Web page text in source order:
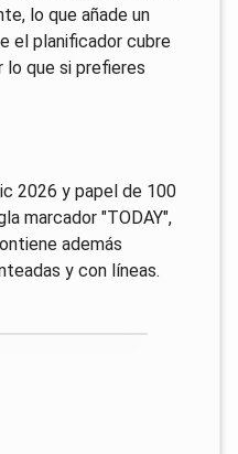
lo que añade un
el planificador cubre
lo que si prefieres
2026 y papel de 100
marcador "TODAY",
además
y con líneas.